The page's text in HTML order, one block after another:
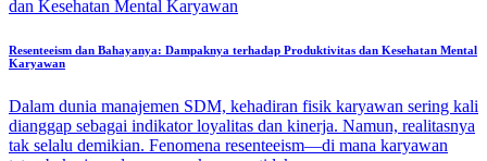
Resenteeism dan Bahayanya: Dampaknya terhadap Produktivitas dan Kesehatan Mental
Karyawan
Dalam dunia manajemen SDM, kehadiran fisik karyawan sering kali
dianggap sebagai indikator loyalitas dan kinerja. Namun, realitasnya
tak selalu demikian. Fenomena resenteeism—di mana karyawan